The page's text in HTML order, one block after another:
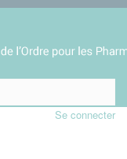
Se connecter